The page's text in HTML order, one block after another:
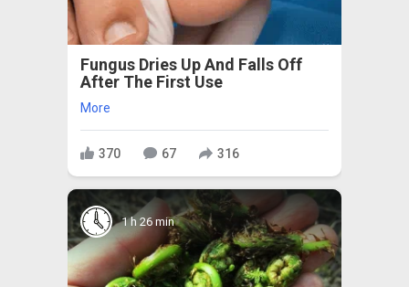
Fungus Dries Up And Falls Off
After The First Use
More
370 67 316
1 h 26 min